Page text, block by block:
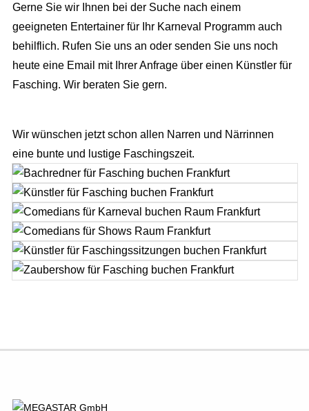
Full Service Agentur
Flexible Eventmanager
Locations
Eventausstattung
Catering
Dekoration
Personal
Roboter
Eventmanagement
Wir planen Ihr Event
Exhibition Events
Incentives
Public Events
Hochzeit
Kinder Events
Weihnachtsfeier
Familienfeiern
Marketing
Eventmarketing
Promotion
Videoproduktion
Public Relations
Advertising
Internetmarketing
Über uns
Die Agentur
Wir über uns
Unser Team
Konzeption
Standorte
Richtungsweisend
Gerne Sie wir Ihnen bei der Suche nach einem
geeigneten Entertainer für Ihr Karneval Programm auch
behilflich. Rufen Sie uns an oder senden Sie uns noch
heute eine Email mit Ihrer Anfrage über einen Künstler für
Fasching. Wir beraten Sie gern.
Wir wünschen jetzt schon allen Narren und Närrinnen
eine bunte und lustige Faschingszeit.